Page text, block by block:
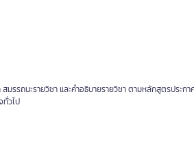
รรถนะรายวิชา และคำอธิบายรายวิชา ตามหลักสูตรประก
ทั่วไป